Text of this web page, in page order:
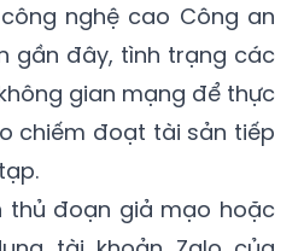
nghệ cao Công an
gần đây, tình trạng các
gian mạng để thực
chiếm đoạt tài sản tiếp
thủ đoạn giả mạo hoặc